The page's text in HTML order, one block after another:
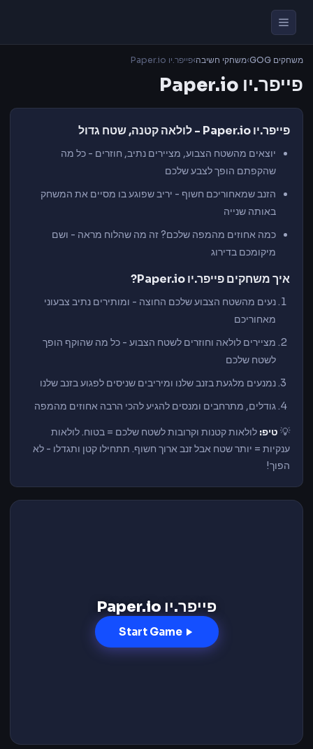
משחקים GOG ›משחקי חשיבה›פייפר.יו Paper.io
פייפר.יו Paper.io
פייפר.יו Paper.io - לולאה קטנה, שטח גדול
יוצאים מהשטח הצבוע, מציירים נתיב, חוזרים - כל מה
שהקפתם הופךלצבעשלכם
הזנבשמאחוריכם חשוף - יריבשפוגע בו מסיים את המשחק
באותה שנייה
כמה אחוזים מהמפה שלכם?זה מה שהלוח מראה - ושם
מיקומכם בדירוג
איך משחקים פייפר.יו Paper.io?
נעים מהשטח הצבועשלכם החוצה - ומותירים נתיב צבעוני
מאחוריכם
מציירים לולאה וחוזרים לשטח הצבוע - כל מה שהוקף הופך
לשטח שלכם
נמנעים מלגעת בזנב שלנו ומיריבים שניסים לפגוע בזנב שלנו
גודלים, מתרחבים ומנסים להגיע להכי הרבה אחוזים מהמפה
💡 טיפ: לולאות קטנות וקרובות לשטח שלכם = בטוח. לולאות
ענקיות = יותר שטח אבל זנב ארוך חשוף. תתחילו קטן ותגדלו - לא
הפוך!
פייפר.יו Paper.io
Start Game